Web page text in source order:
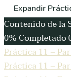
Expandir
Contenido de la
0% Completado
Práctica 11 –
Práctica 11 –